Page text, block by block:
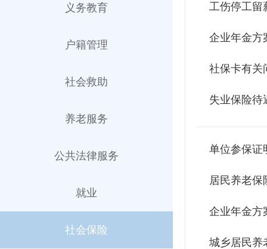
义务教育
户籍管理
社会救助
养老服务
公共法律服务
就业
社会保险
工伤停工留
企业年金方
社保卡有关
失业保险待
单位参保证
居民养老保
企业年金方
城乡居民养